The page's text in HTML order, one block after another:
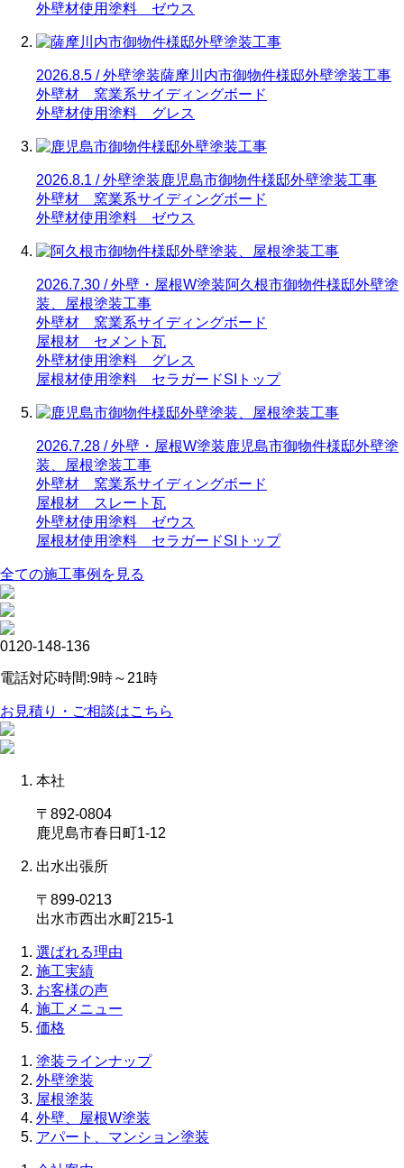
外壁材使用塗料 ゼウス
2026.8.5 / 外壁塗装薩摩川内市御物件様邸外壁塗装工事
外壁材 窯業系サイディングボード
外壁材使用塗料 グレス
2026.8.1 / 外壁塗装鹿児島市御物件様邸外壁塗装工事
外壁材 窯業系サイディングボード
外壁材使用塗料 ゼウス
2026.7.30 / 外壁・屋根W塗装阿久根市御物件様邸外壁塗
装、屋根塗装工事
外壁材 窯業系サイディングボード
屋根材 セメント瓦
外壁材使用塗料 グレス
屋根材使用塗料 セラガードSIトップ
2026.7.28 / 外壁・屋根W塗装鹿児島市御物件様邸外壁塗
装、屋根塗装工事
外壁材 窯業系サイディングボード
屋根材 スレート瓦
外壁材使用塗料 ゼウス
屋根材使用塗料 セラガードSIトップ
全ての施工事例を見る
0120-148-136
電話対応時間:9時～21時
お見積り・ご相談はこちら
本社
〒892-0804
鹿児島市春日町1-12
出水出張所
〒899-0213
出水市西出水町215-1
選ばれる理由
施工実績
お客様の声
施工メニュー
価格
塗装ラインナップ
外壁塗装
屋根塗装
外壁、屋根W塗装
アパート、マンション塗装